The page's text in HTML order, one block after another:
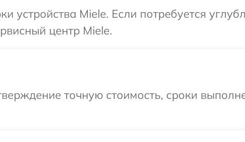
устройства Miele. Если потребуется
центр Miele.
точную стоимость, сроки